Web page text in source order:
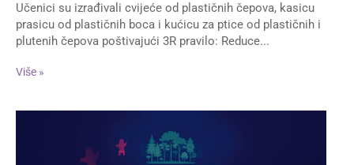
Učenici su izrađivali cvijeće od plastičnih čepova, kasicu
prasicu od plastičnih boca i kućicu za ptice od plastičnih i
plutenih čepova poštivajući 3R pravilo: Reduce...
Više »